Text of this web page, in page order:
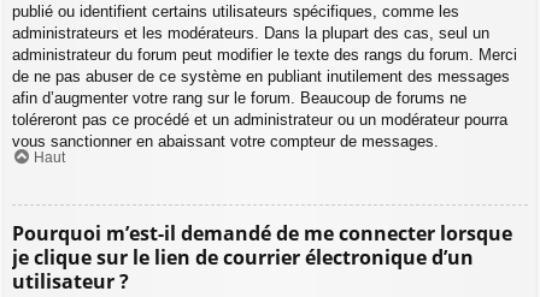
publié ou identifient certains utilisateurs spécifiques, comme les
administrateurs et les modérateurs. Dans la plupart des cas, seul un
administrateur du forum peut modifier le texte des rangs du forum. Merci
de ne pas abuser de ce système en publiant inutilement des messages
afin d’augmenter votre rang sur le forum. Beaucoup de forums ne
toléreront pas ce procédé et un administrateur ou un modérateur pourra
vous sanctionner en abaissant votre compteur de messages.
Haut
Pourquoi m’est-il demandé de me connecter lorsque
je clique sur le lien de courrier électronique d’un
utilisateur ?